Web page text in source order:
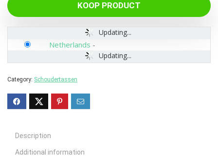
KOOP PRODUCT
Updating...
Updating...
Netherlands -
Category: Schoudertassen
Description
Additional information